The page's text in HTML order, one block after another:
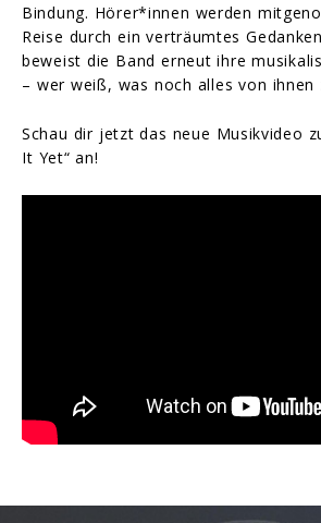
Bindung. Hörer*innen werden
Reise durch ein verträumtes
beweist die Band erneut ihre
– wer weiß, was noch alles von ihnen
Schau dir jetzt das neue Musikvideo
It Yet“ an!